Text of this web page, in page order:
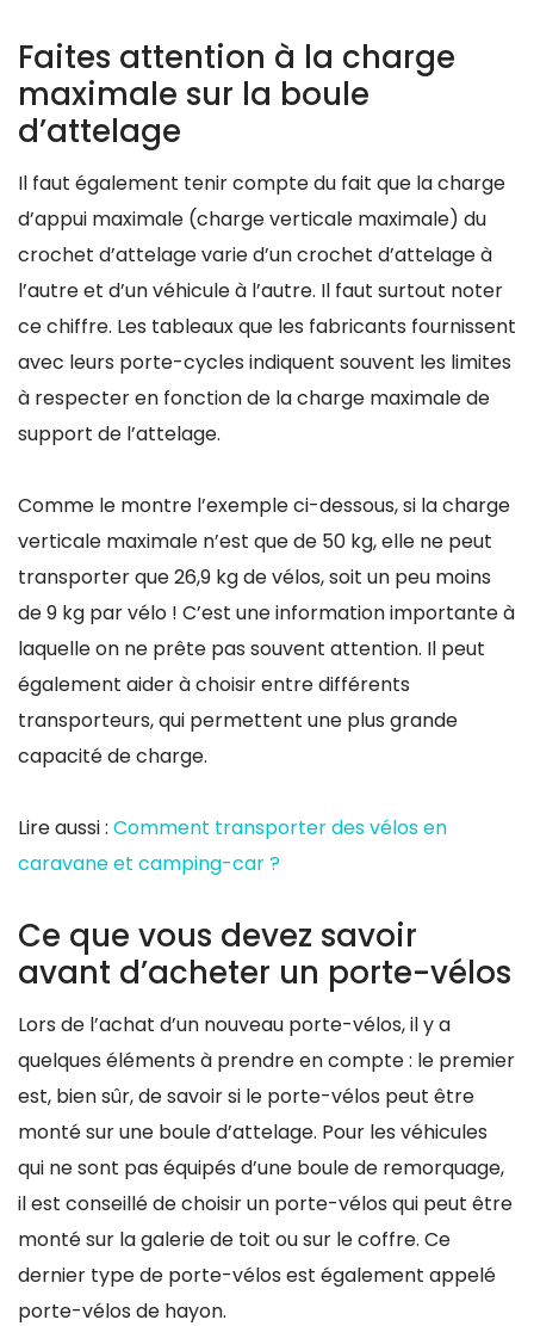
Faites attention à la charge
maximale sur la boule
d’attelage
Il faut également tenir compte du fait que la charge
d’appui maximale (charge verticale maximale) du
crochet d’attelage varie d’un crochet d’attelage à
l’autre et d’un véhicule à l’autre. Il faut surtout noter
ce chiffre. Les tableaux que les fabricants fournissent
avec leurs porte-cycles indiquent souvent les limites
à respecter en fonction de la charge maximale de
support de l’attelage.
Comme le montre l’exemple ci-dessous, si la charge
verticale maximale n’est que de 50 kg, elle ne peut
transporter que 26,9 kg de vélos, soit un peu moins
de 9 kg par vélo ! C’est une information importante à
laquelle on ne prête pas souvent attention. Il peut
également aider à choisir entre différents
transporteurs, qui permettent une plus grande
capacité de charge.
Lire aussi : Comment transporter des vélos en
caravane et camping-car ?
Ce que vous devez savoir
avant d’acheter un porte-vélos
Lors de l’achat d’un nouveau porte-vélos, il y a
quelques éléments à prendre en compte : le premier
est, bien sûr, de savoir si le porte-vélos peut être
monté sur une boule d’attelage. Pour les véhicules
qui ne sont pas équipés d’une boule de remorquage,
il est conseillé de choisir un porte-vélos qui peut être
monté sur la galerie de toit ou sur le coffre. Ce
dernier type de porte-vélos est également appelé
porte-vélos de hayon.